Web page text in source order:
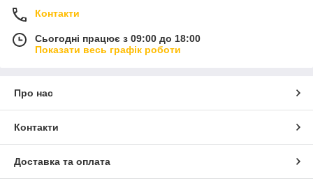
Контакти
Сьогодні працює з 09:00 до 18:00
Показати весь графік роботи
Про нас
Контакти
Доставка та оплата